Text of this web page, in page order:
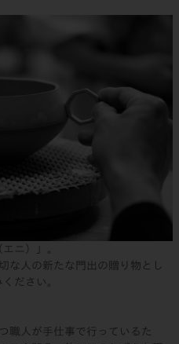
ニ）」。
な人の新たな門出の贈り物とし
ださい。
職人が手仕事で行っているた